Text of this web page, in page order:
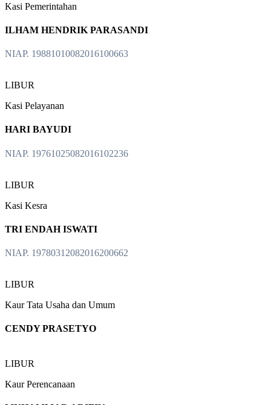
Kasi Pemerintahan
ILHAM HENDRIK PARASANDI
NIAP. 19881010082016100663
LIBUR
Kasi Pelayanan
HARI BAYUDI
NIAP. 19761025082016102236
LIBUR
Kasi Kesra
TRI ENDAH ISWATI
NIAP. 19780312082016200662
LIBUR
Kaur Tata Usaha dan Umum
CENDY PRASETYO
LIBUR
Kaur Perencanaan